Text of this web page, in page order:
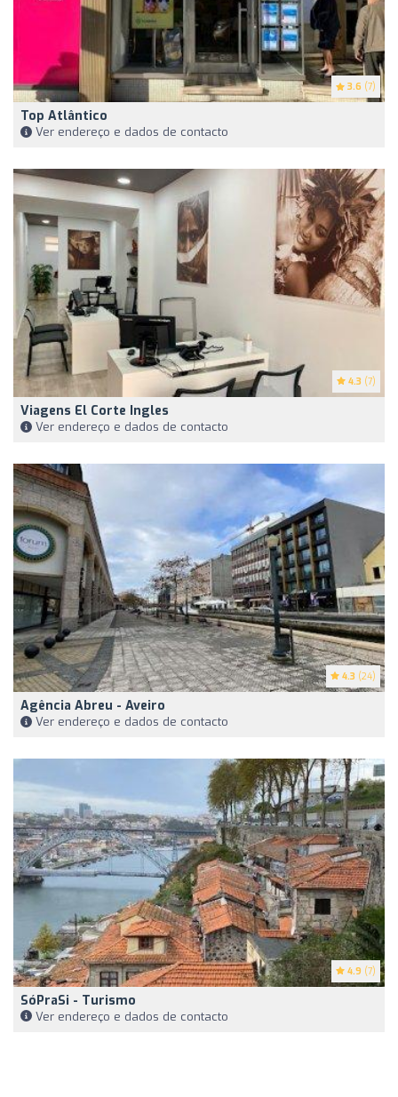
3.6 (7)
Top Atlântico
Ver endereço e dados de contacto
4.3 (7)
Viagens El Corte Ingles
Ver endereço e dados de contacto
4.3 (24)
Agência Abreu - Aveiro
Ver endereço e dados de contacto
4.9 (7)
SóPraSi - Turismo
Ver endereço e dados de contacto